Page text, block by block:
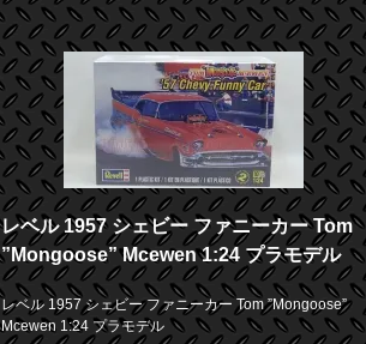
レベル 1957 シェビー ファニーカー Tom
”Mongoose” Mcewen 1:24 プラモデル
レベル 1957 シェビー ファニーカー Tom ”Mongoose”
Mcewen 1:24 プラモデル